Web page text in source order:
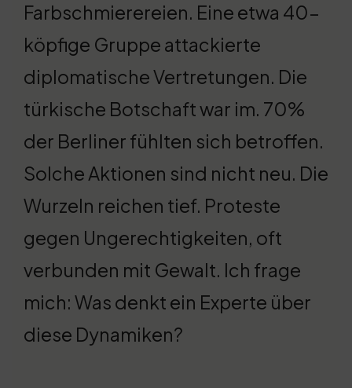
Farbschmierereien. Eine etwa 40-
köpfige Gruppe attackierte
diplomatische Vertretungen. Die
türkische Botschaft war im. 70%
der Berliner fühlten sich betroffen.
Solche Aktionen sind nicht neu. Die
Wurzeln reichen tief. Proteste
gegen Ungerechtigkeiten, oft
verbunden mit Gewalt. Ich frage
mich: Was denkt ein Experte über
diese Dynamiken?